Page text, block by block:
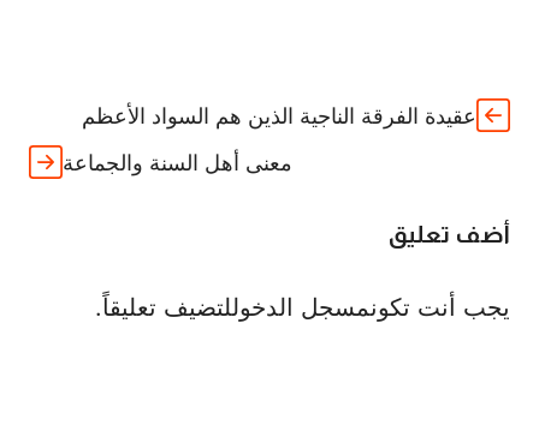
عقيدة الفرقة الناجية الذين هم السواد الأعظم
معنى أهل السنة والجماعة
أضف تعليق
يجب أنت تكونمسجل الدخوللتضيف تعليقاً.